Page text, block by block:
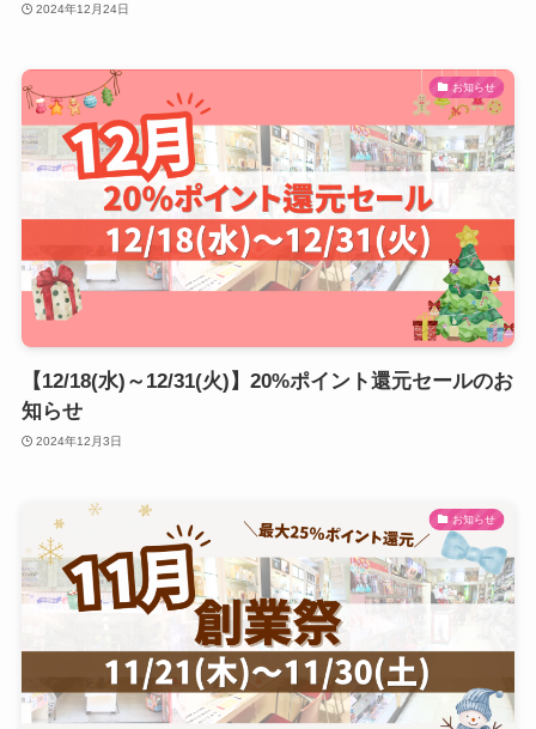
2024年12月24日
お知らせ
【12/18(水)～12/31(火)】20%ポイント還元セールのお
知らせ
2024年12月3日
お知らせ